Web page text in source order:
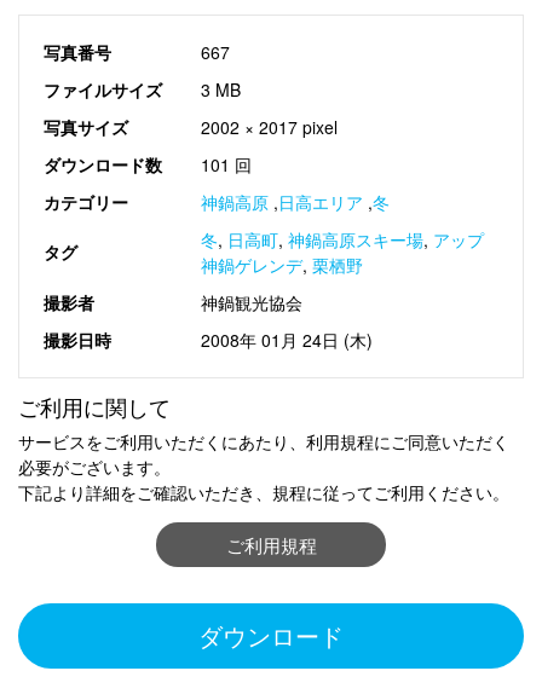
写真番号
667
ファイルサイズ
3 MB
写真サイズ
2002 × 2017 pixel
ダウンロード数
101 回
カテゴリー
神鍋高原 ,日高エリア ,冬
タグ 冬, 日高町, 神鍋高原スキー場, アップ
神鍋ゲレンデ, 栗栖野
撮影者
神鍋観光協会
撮影日時
2008年 01月 24日 (木)
ご利用に関して
サービスをご利用いただくにあたり、利用規程にご同意いただく
必要がございます。
下記より詳細をご確認いただき、規程に従ってご利用ください。
ご利用規程
ダウンロード